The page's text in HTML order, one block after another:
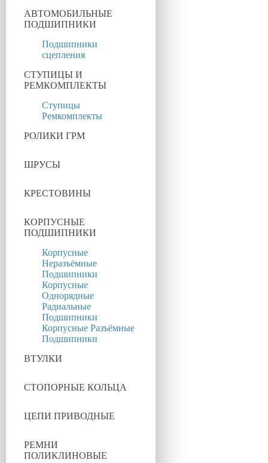
АВТОМОБИЛЬНЫЕ
ПОДШИПНИКИ
Подшипники
сцепления
СТУПИЦЫ И
РЕМКОМПЛЕКТЫ
Ступицы
Ремкомплекты
РОЛИКИ ГРМ
ШРУСЫ
КРЕСТОВИНЫ
КОРПУСНЫЕ
ПОДШИПНИКИ
Корпусные
Неразъёмные
Подшипники
Корпусные
Однорядные
Радиальные
Подшипники
Корпусные Разъёмные
Подшипники
ВТУЛКИ
СТОПОРНЫЕ КОЛЬЦА
ЦЕПИ ПРИВОДНЫЕ
РЕМНИ
ПОЛИКЛИНОВЫЕ